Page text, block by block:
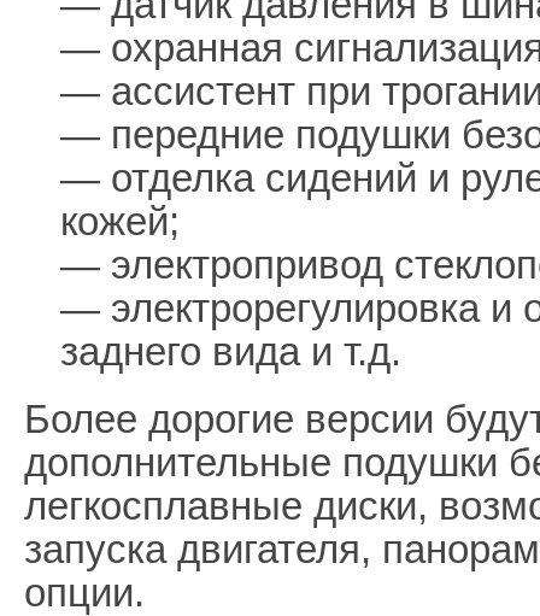
— охранная
— ассистент при
— передние подушки
— отделка сидений и
кожей;
— электропривод
— электрорегулировка и
заднего вида и т.д.
Более дорогие версии
дополнительные подушки
легкосплавные диски,
запуска двигателя,
опции.